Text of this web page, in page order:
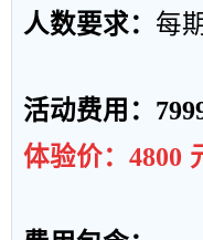
人数要求： 每期
活动费用：
体验价： 4800